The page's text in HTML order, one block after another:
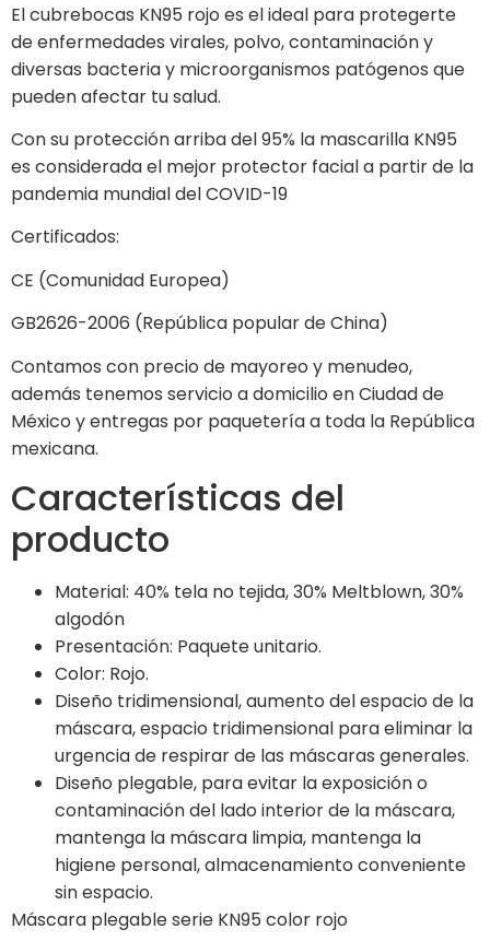
El cubrebocas KN95 rojo es el ideal para protegerte
de enfermedades virales, polvo, contaminación y
diversas bacteria y microorganismos patógenos que
pueden afectar tu salud.
Con su protección arriba del 95% la mascarilla KN95
es considerada el mejor protector facial a partir de la
pandemia mundial del COVID-19
Certificados:
CE (Comunidad Europea)
GB2626-2006 (República popular de China)
Contamos con precio de mayoreo y menudeo,
además tenemos servicio a domicilio en Ciudad de
México y entregas por paquetería a toda la República
mexicana.
Características del
producto
Material: 40% tela no tejida, 30% Meltblown, 30%
algodón
Presentación: Paquete unitario.
Color: Rojo.
Diseño tridimensional, aumento del espacio de la
máscara, espacio tridimensional para eliminar la
urgencia de respirar de las máscaras generales.
Diseño plegable, para evitar la exposición o
contaminación del lado interior de la máscara,
mantenga la máscara limpia, mantenga la
higiene personal, almacenamiento conveniente
sin espacio.
Máscara plegable serie KN95 color rojo